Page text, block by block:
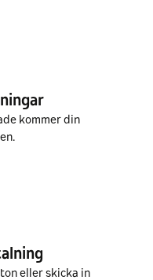
kommer din
eller skicka in